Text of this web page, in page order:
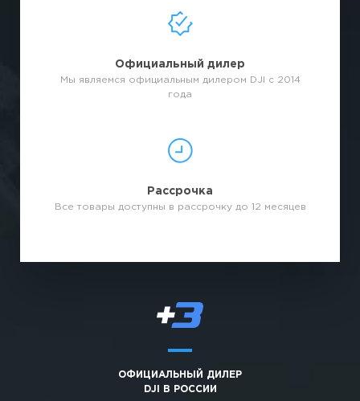
Официальный дилер
Мы являемся официальным дилером DJI с 2014
года
Рассрочка
Все товары доступны в рассрочку до 12 месяцев
ОФИЦИАЛЬНЫЙ ДИЛЕР
DJI В РОССИИ